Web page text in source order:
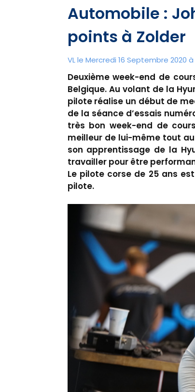
Automobile :
points à Zolder
VL le Mercredi 16 Septembre 2020 à
Deuxième week-end de
Belgique. Au volant de la
pilote réalise un début de
de la séance d’essais
très bon week-end de
meilleur de lui-même tout
son apprentissage de la
travailler pour être
Le pilote corse de 25 ans
pilote.